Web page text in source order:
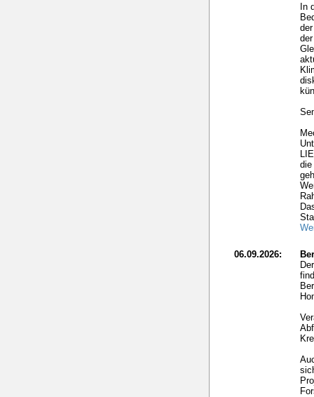
In
06.09.2026: